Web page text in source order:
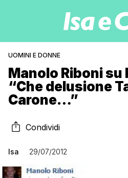
UOMINI E DONNE
Manolo Riboni su
“Che delusione
Carone…”
Condividi
Isa 29/07/2012